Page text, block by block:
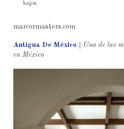
bajos
marcormasters.com
Antigua De México
Una de las
en México